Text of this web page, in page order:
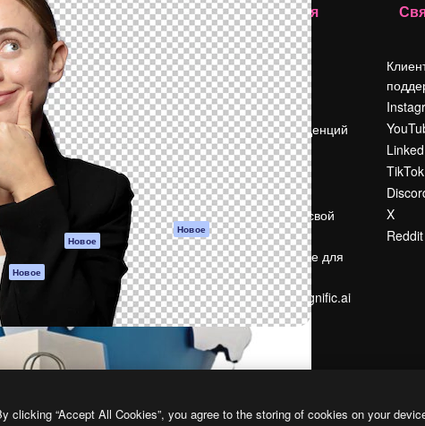
ИИ
видео
голоса
ИИ
контент
ChatGPT
Новое
Новое
Начать
Academy
Документация по
Пакету ИИ
Служба
поддержки
Условия и
положения
Политика
конфиденциальности
Оригиналы Новое
Политика файлов
cookie
Центр доверия
Партнеры
Компания
Цены
О нас
Reviews
Вакансии
Поиск тенденций
Блог
События
Slidesgo
Продайте свой
контент
Помещение для
прессы
Ищете magnific.ai
TikTok
X
Reddit
clicking “Accept All Cookies”, you agree to the storing of cookies on your